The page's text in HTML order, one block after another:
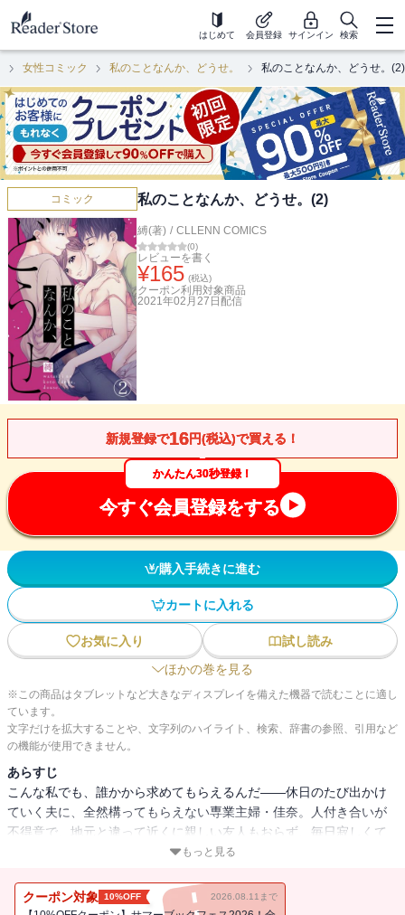
はじめて 会員登録 サインイン 検索
女性コミック 私のことなんか、どうせ。 私のことなんか、どうせ。(2)
コミック 私のことなんか、どうせ。(2)
縛(著) / CLLENN COMICS
(0)
レビューを書く
¥165 (税込)
クーポン利用対象商品
2021年02月27日 配信
新規登録で16円(税込)で買える！
かんたん30秒登録！
今すぐ会員登録をする
購入手続きに進む
カートに入れる
お気に入り
試し読み
ほかの巻を見る
※この商品はタブレットなど大きなディスプレイを備えた機器で読むことに適し
ています。
文字だけを拡大することや、文字列のハイライト、検索、辞書の参照、引用など
の機能が使用できません。
あらすじ
こんな私でも、誰かから求めてもらえるんだ――休日のたび出かけ
ていく夫に、全然構ってもらえない専業主婦・佳奈。人付き合いが
不得意で、地元と違って近くに親しい友人もおらず、毎日寂しくて
たまらない。誰でもいいから話し相手が欲しい・・・そんな気持ち
いうアプリって怖いイメージがあったけど、メッセージのやりとり
だけなら、と勇気を出して返信した相手は、イケメン大学生・みさ
もっと見る
クーポン対象 10%OFF 2026.08.11まで